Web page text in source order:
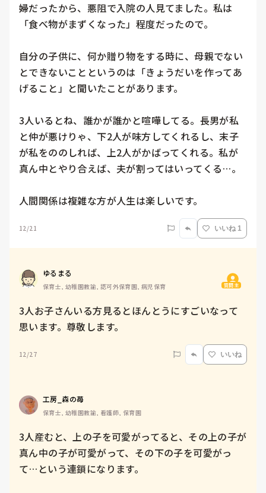
婦だったから、悪阻で入院の人見てました。私は
「食べ物がまずくなった」程度だったので。
自分の子供に、何か贈り物をする時に、母親でない
とできないことというのは「きょうだいを作ってあ
げること」と聞いたことがあります。
3人いるとね、誰かが誰かと喧嘩してる。長男が私
と仲が悪けりゃ、下2人が味方してくれるし、末子
が私をののしれば、上2人がかばってくれる。私が
真ん中とやり合えば、夫が割ってはいってくる…。
人間関係は複雑な方が人生は楽しいです。
12/21 いいね 1
ゆるまる
保育士, 幼稚園教諭, 認可外保育園, 病児保育 質問主
3人お子さんいる方見るとほんとうにすごいなって
思います。尊敬します。
12/27 いいね
工房_森の苺
保育士, 幼稚園教諭, 看護師, 保育園
3人産むと、上の子を可愛がってると、その上の子が
真ん中の子が可愛がって、その下の子を可愛がっ
て…という連鎖になります。